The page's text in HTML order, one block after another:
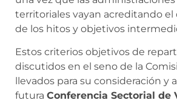
territoriales vayan acreditando
de los hitos y objetivos
Estos criterios objetivos de
discutidos en el seno de la
llevados para su consideración y
futura Conferencia Sectorial de